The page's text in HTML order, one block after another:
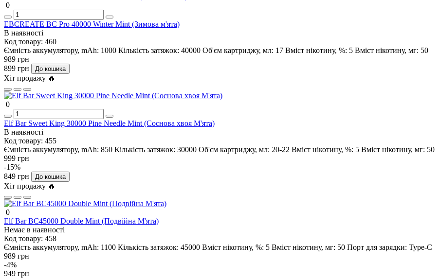
0
EBCREATE BC Pro 40000 Winter Mint (Зимова м'ята)
В наявності
Код товару: 460
Ємність аккумулятору, mAh: 1000 Кількість затяжок: 40000 Об'єм картриджу, мл: 17 Вміст нікотину, %: 5 Вміст нікотину, мг: 50
989 грн
899 грн
До кошика
Хіт продажу 🔥
0
Elf Bar Sweet King 30000 Pine Needle Mint (Соснова хвоя М'ята)
В наявності
Код товару: 455
Ємність аккумулятору, mAh: 850 Кількість затяжок: 30000 Об'єм картриджу, мл: 20-22 Вміст нікотину, %: 5 Вміст нікотину, мг: 50
999 грн
-15%
849 грн
До кошика
Хіт продажу 🔥
0
Elf Bar BC45000 Double Mint (Подвійна М'ята)
Немає в наявності
Код товару: 458
Ємність аккумулятору, mAh: 1100 Кількість затяжок: 45000 Вміст нікотину, %: 5 Вміст нікотину, мг: 50 Порт для зарядки: Type-C
989 грн
-4%
949 грн